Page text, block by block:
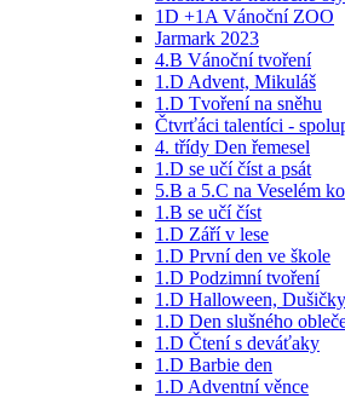
1D +1A Vánoční ZOO
Jarmark 2023
4.B Vánoční tvoření
1.D Advent, Mikuláš
1.D Tvoření na sněhu
Čtvrťáci talentíci -
4. třídy Den řemesel
1.D se učí číst a psát
5.B a 5.C na Veselém
1.B se učí číst
1.D Září v lese
1.D První den ve škole
1.D Podzimní tvoření
1.D Halloween, Dušičky
1.D Den slušného
1.D Čtení s deváťaky
1.D Barbie den
1.D Adventní věnce